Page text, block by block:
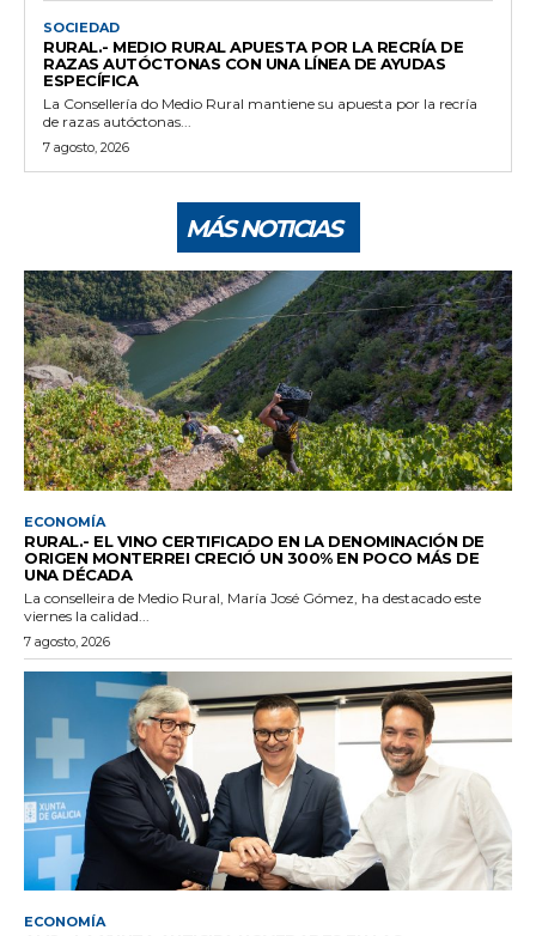
SOCIEDAD
RURAL.- MEDIO RURAL APUESTA POR LA RECRÍA DE
RAZAS AUTÓCTONAS CON UNA LÍNEA DE AYUDAS
ESPECÍFICA
La Consellería do Medio Rural mantiene su apuesta por la recría
de razas autóctonas...
7 agosto, 2026
MÁS NOTICIAS
ECONOMÍA
RURAL.- EL VINO CERTIFICADO EN LA DENOMINACIÓN DE
ORIGEN MONTERREI CRECIÓ UN 300% EN POCO MÁS DE
UNA DÉCADA
La conselleira de Medio Rural, María José Gómez, ha destacado este
viernes la calidad...
7 agosto, 2026
ECONOMÍA